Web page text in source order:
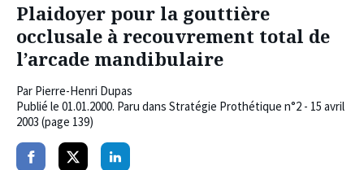
Plaidoyer pour la gouttière
occlusale à recouvrement total de
l’arcade mandibulaire
Par Pierre-Henri Dupas
Publié le 01.01.2000. Paru dans Stratégie Prothétique n°2 - 15 avril
2003 (page 139)
PartagerPartagerPartager